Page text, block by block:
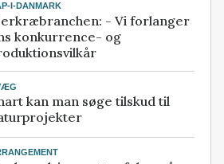
I-DANMARK
- Vi forlanger
konkurrence- og
kan man søge tilskud til